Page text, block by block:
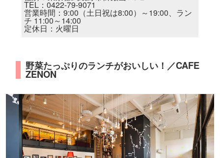
TEL：0422-79-9071
営業時間：9:00（土日祝は8:00）～19:00、ラン
チ 11:00～14:00
定休日：火曜日
野菜たっぷりのランチがおいしい！／CAFE
ZENON